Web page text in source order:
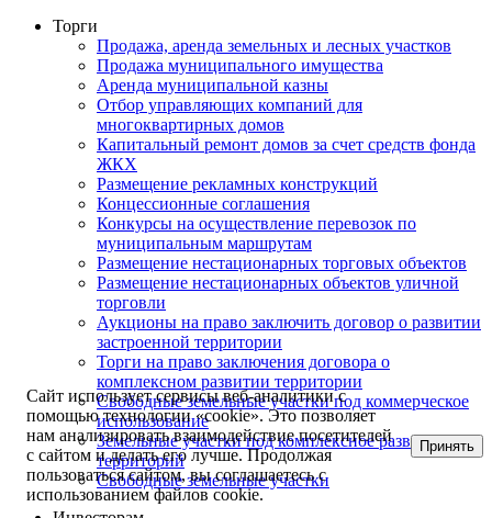
Торги
Продажа, аренда земельных и лесных участков
Продажа муниципального имущества
Аренда муниципальной казны
Отбор управляющих компаний для
многоквартирных домов
Капитальный ремонт домов за счет средств фонда
ЖКХ
Размещение рекламных конструкций
Концессионные соглашения
Конкурсы на осуществление перевозок по
муниципальным маршрутам
Размещение нестационарных торговых объектов
Размещение нестационарных объектов уличной
торговли
Аукционы на право заключить договор о развитии
застроенной территории
Торги на право заключения договора о
комплексном развитии территории
Свободные земельные участки под коммерческое
использование
Земельные участки под комплексное развитие
территорий
Свободные земельные участки
Сайт использует сервисы веб-аналитики с
помощью технологии «cookie». Это позволяет
нам анализировать взаимодействие посетителей
с сайтом и делать его лучше. Продолжая
пользоваться сайтом, вы соглашаетесь с
использованием файлов cookie.
Принять